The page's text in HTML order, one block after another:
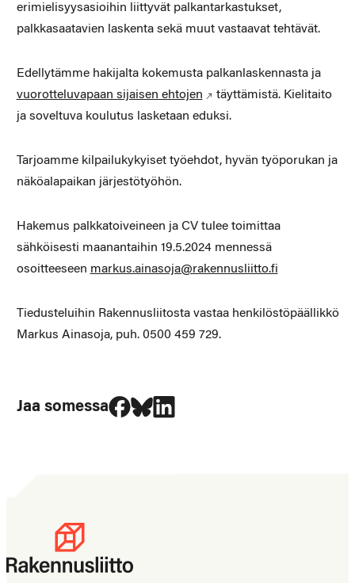
erimielisyysasioihin liittyvät palkantarkastukset,
palkkasaatavien laskenta sekä muut vastaavat tehtävät.
Edellytämme hakijalta kokemusta palkanlaskennasta ja
vuorotteluvapaan sijaisen ehtojen
täyttämistä. Kielitaito
ja soveltuva koulutus lasketaan eduksi.
Tarjoamme kilpailukykyiset työehdot, hyvän työporukan ja
näköalapaikan järjestötyöhön.
Hakemus palkkatoiveineen ja CV tulee toimittaa
sähköisesti maanantaihin 19.5.2024 mennessä
osoitteeseen markus.ainasoja@rakennusliitto.fi
Tiedusteluihin Rakennusliitosta vastaa henkilöstöpäällikkö
Markus Ainasoja, puh. 0500 459 729.
Jaa somessa
Jaa Facebookissa
Jaa Blueskyssa
Jaa LinkedIn:ssä